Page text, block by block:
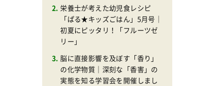
栄養士が考えた幼児食レシピ
「ぱる★キッズごはん」5月号｜
初夏にピッタリ！「フルーツゼ
リー」
脳に直接影響を及ぼす「香り」
の化学物質｜深刻な「香害」の
実態を知る学習会を開催しまし